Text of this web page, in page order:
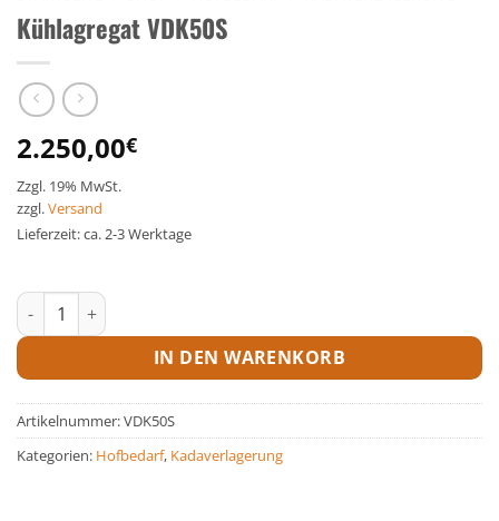
Kühlagregat VDK50S
2.250,00€
Zzgl. 19% MwSt.
zzgl.Versand
Lieferzeit: ca. 2-3 Werktage
Kühlagregat VDK50S Menge
IN DEN WARENKORB
Artikelnummer:VDK50S
Kategorien: Hofbedarf, Kadaverlagerung